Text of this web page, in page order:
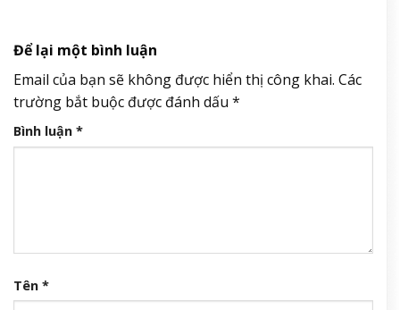
Để lại một bình luận
Email của bạn sẽ không được hiển thị công khai. Các
trường bắt buộc được đánh dấu *
Bình luận *
Tên *